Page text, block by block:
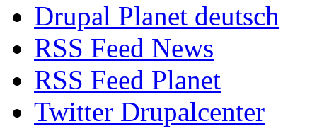
Drupal Planet deutsch
RSS Feed News
RSS Feed Planet
Twitter Drupalcenter